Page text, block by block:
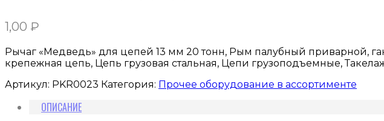
1,00 ₽
Рычаг «Медведь» для цепей 13 мм 20 тонн, Рым палубный приварной,
крепежная цепь, Цепь грузовая стальная, Цепи грузоподъемные,
Артикул: PKR0023 Категория: Прочее оборудование в ассортименте
ОПИСАНИЕ